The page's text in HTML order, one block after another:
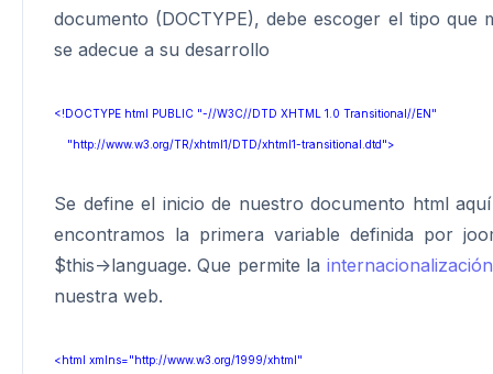
documento (DOCTYPE), debe escoger el tipo que
se adecue a su desarrollo
<!DOCTYPE html PUBLIC "-//W3C//DTD XHTML 1.0 Transitional//EN"
"http://www.w3.org/TR/xhtml1/DTD/xhtml1-transitional.dtd">
Se define el inicio de nuestro documento html
encontramos la primera variable definida por
$this->language. Que permite la internacionalización
nuestra web.
<html xmlns="http://www.w3.org/1999/xhtml"